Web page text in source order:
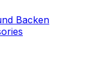
Backen